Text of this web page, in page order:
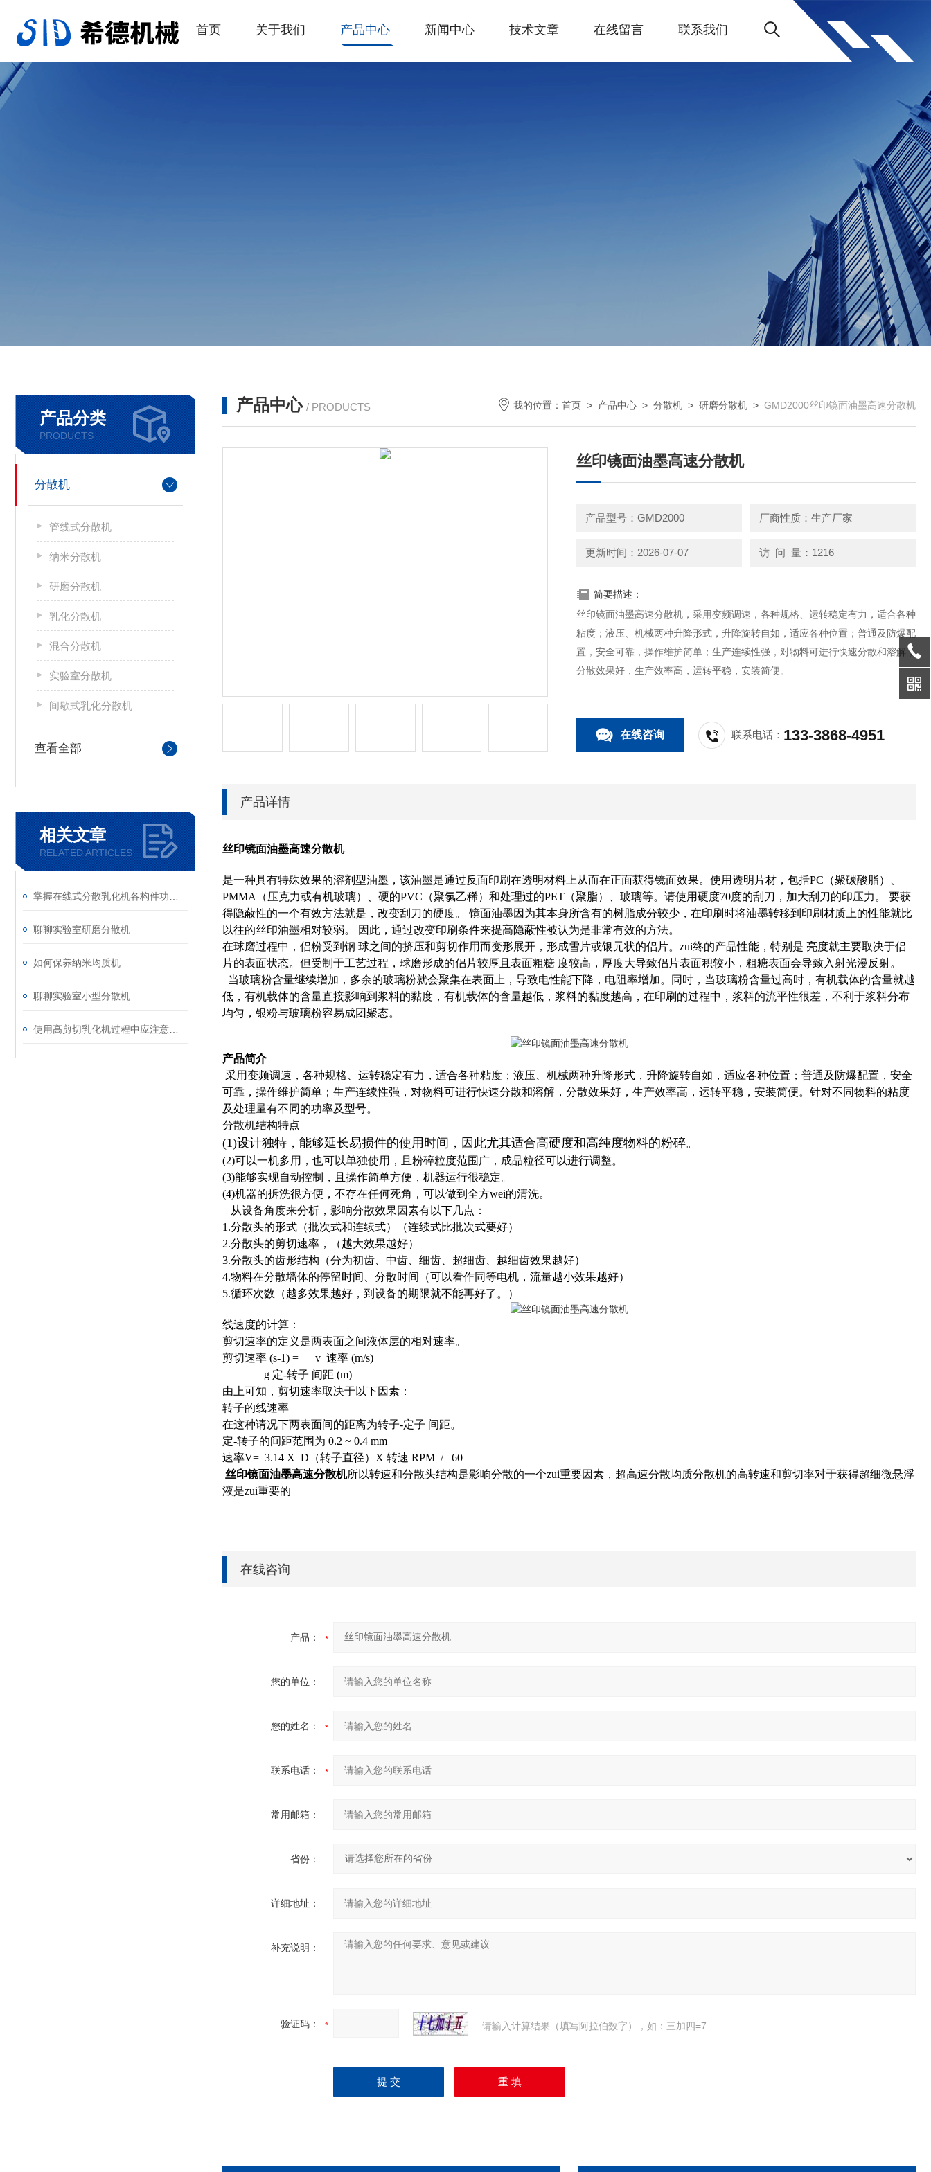
首页 关于我们 产品中心 新闻中心 技术文章 在线留言 联系我们
产品分类
PRODUCTS
分散机
管线式分散机
纳米分散机
研磨分散机
乳化分散机
混合分散机
实验室分散机
间歇式乳化分散机
查看全部
相关文章
RELATED ARTICLES
聊聊实验室研磨分散机
如何保养纳米均质机
聊聊实验室小型分散机
产品中心 / PRODUCTS 我的位置： 首页 > 产品中心 > 分散机 > 研磨分散机 > GMD2000丝印镜面油墨高速分散机
丝印镜面油墨高速分散机
产品型号：GMD2000 厂商性质：生产厂家
更新时间：2026-07-07 访 问 量：1216
简要描述：
丝印镜面油墨高速分散机，采用变频调速，各种规格、运转稳定有力，适合各种
粘度；液压、机械两种升降形式，升降旋转自如，适应各种位置；普通及防爆配
置，安全可靠，操作维护简单；生产连续性强，对物料可进行快速分散和溶解，
分散效果好，生产效率高，运转平稳，安装简便。
在线咨询 联系电话： 133-3868-4951
产品详情
丝印镜面油墨高速分散机
是一种具有特殊效果的溶剂型油墨，该油墨是通过反面印刷在透明材料上从而在正面获得镜面效果。使用透明片材，包括PC（聚碳酸脂）、
PMMA（压克力或有机玻璃）、硬的PVC（聚氯乙稀）和处理过的PET（聚脂）、玻璃等。请使用硬度70度的刮刀，加大刮刀的印压力。 要获
得隐蔽性的一个有效方法就是，改变刮刀的硬度。 镜面油墨因为其本身所含有的树脂成分较少，在印刷时将油墨转移到印刷材质上的性能就比
以往的丝印油墨相对较弱。 因此，通过改变印刷条件来提高隐蔽性被认为是非常有效的方法。
在球磨过程中，侣粉受到钢 球之间的挤压和剪切作用而变形展开，形成雪片或银元状的侣片。zui终的产品性能，特别是 亮度就主要取决于侣
片的表面状态。但受制于工艺过程，球磨形成的侣片较厚且表面粗糖 度较高，厚度大导致侣片表面积较小，粗糖表面会导致入射光漫反射。
当玻璃粉含量继续增加，多余的玻璃粉就会聚集在表面上，导致电性能下降，电阻率增加。同时，当玻璃粉含量过高时，有机载体的含量就越
低，有机载体的含量直接影响到浆料的黏度，有机载体的含量越低，浆料的黏度越高，在印刷的过程中，浆料的流平性很差，不利于浆料分布
均匀，银粉与玻璃粉容易成团聚态。
产品简介
采用变频调速，各种规格、运转稳定有力，适合各种粘度；液压、机械两种升降形式，升降旋转自如，适应各种位置；普通及防爆配置，安全
可靠，操作维护简单；生产连续性强，对物料可进行快速分散和溶解，分散效果好，生产效率高，运转平稳，安装简便。针对不同物料的粘度
及处理量有不同的功率及型号。
分散机结构特点
(1)设计独特，能够延长易损件的使用时间，因此尤其适合高硬度和高纯度物料的粉碎。
(2)可以一机多用，也可以单独使用，且粉碎粒度范围广，成品粒径可以进行调整。
(3)能够实现自动控制，且操作简单方便，机器运行很稳定。
(4)机器的拆洗很方便，不存在任何死角，可以做到全方wei的清洗。
从设备角度来分析，影响分散效果因素有以下几点：
1.分散头的形式（批次式和连续式）（连续式比批次式要好）
2.分散头的剪切速率，（越大效果越好）
3.分散头的齿形结构（分为初齿、中齿、细齿、超细齿、越细齿效果越好）
4.物料在分散墙体的停留时间、分散时间（可以看作同等电机，流量越小效果越好）
5.循环次数（越多效果越好，到设备的期限就不能再好了。）
线速度的计算：
剪切速率的定义是两表面之间液体层的相对速率。
剪切速率 (s-1) = v 速率 (m/s)
g 定-转子 间距 (m)
由上可知，剪切速率取决于以下因素：
转子的线速率
在这种请况下两表面间的距离为转子-定子 间距。
定-转子的间距范围为 0.2 ~ 0.4 mm
速率V= 3.14 X D（转子直径）X 转速 RPM / 60
丝印镜面油墨高速分散机所以转速和分散头结构是影响分散的一个zui重要因素，超高速分散均质分散机的高转速和剪切率对于获得超细微悬浮
液是zui重要的
在线咨询
产品：
您的单位：
您的姓名：
联系电话：
常用邮箱：
省份：
详细地址：
补充说明：
验证码： 请输入计算结果（填写阿拉伯数字），如：三加四=7